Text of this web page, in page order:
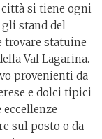
città si tiene ogni
gli stand del
trovare statuine
Val Lagarina.
provenienti da
e dolci tipici
sul posto o da